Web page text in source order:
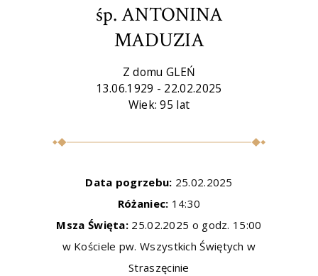
śp. ANTONINA
MADUZIA
Z domu GLEŃ
13.06.1929 - 22.02.2025
Wiek: 95 lat
Data pogrzebu: 25.02.2025
Różaniec: 14:30
Msza Święta: 25.02.2025 o godz. 15:00
w Kościele pw. Wszystkich Świętych w
Straszęcinie